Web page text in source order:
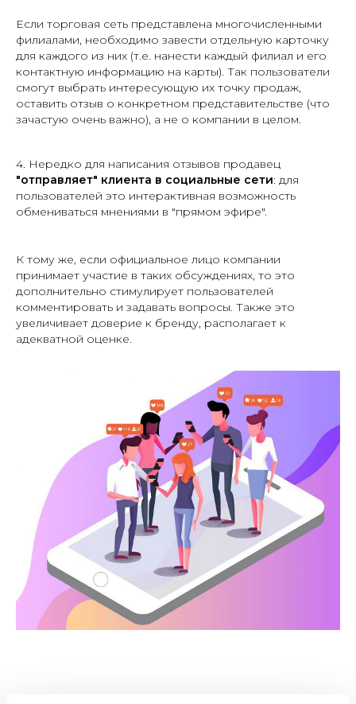
Если торговая сеть представлена многочисленными
филиалами, необходимо завести отдельную карточку
для каждого из них (т.е. нанести каждый филиал и его
контактную информацию на карты). Так пользователи
смогут выбрать интересующую их точку продаж,
оставить отзыв о конкретном представительстве (что
зачастую очень важно), а не о компании в целом.
4. Нередко для написания отзывов продавец
"отправляет" клиента в социальные сети: для
пользователей это интерактивная возможность
обмениваться мнениями в "прямом эфире".
К тому же, если официальное лицо компании
принимает участие в таких обсуждениях, то это
дополнительно стимулирует пользователей
комментировать и задавать вопросы. Также это
увеличивает доверие к бренду, располагает к
адекватной оценке.